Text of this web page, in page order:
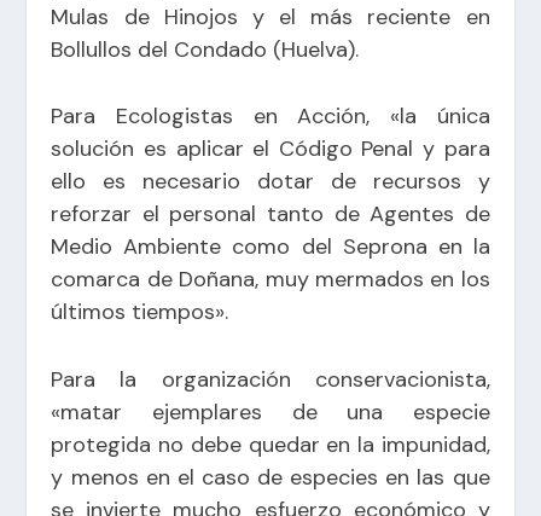
Mulas de Hinojos y el más reciente en
Bollullos del Condado (Huelva).
Para Ecologistas en Acción, «la única
solución es aplicar el Código Penal y para
ello es necesario dotar de recursos y
reforzar el personal tanto de Agentes de
Medio Ambiente como del Seprona en la
comarca de Doñana, muy mermados en los
últimos tiempos».
Para la organización conservacionista,
«matar ejemplares de una especie
protegida no debe quedar en la impunidad,
y menos en el caso de especies en las que
se invierte mucho esfuerzo económico y